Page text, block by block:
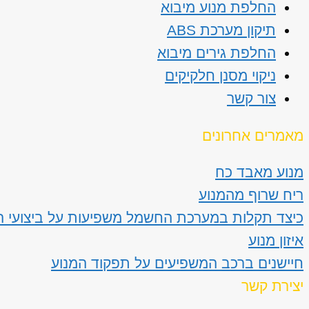
החלפת מנוע מיבוא
תיקון מערכת ABS
החלפת גירים מיבוא
ניקוי מסנן חלקיקים
צור קשר
מאמרים אחרונים
מנוע מאבד כח
ריח שרוף מהמנוע
כיצד תקלות במערכת החשמל משפיעות על ביצועי
איזון מנוע
חיישנים ברכב המשפיעים על תפקוד המנוע
יצירת קשר